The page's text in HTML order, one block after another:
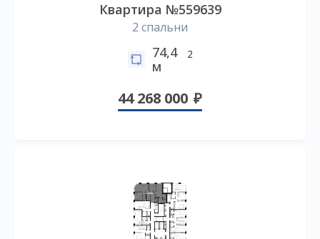
Квартира №559639
2 спальни
74,4
м
2
44 268 000